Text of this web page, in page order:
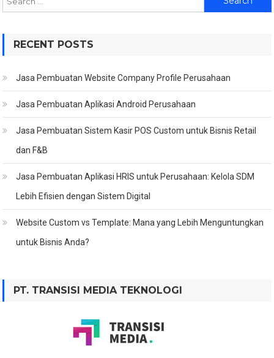
for:
RECENT POSTS
Jasa Pembuatan Website Company Profile Perusahaan
Jasa Pembuatan Aplikasi Android Perusahaan
Jasa Pembuatan Sistem Kasir POS Custom untuk Bisnis Retail
dan F&B
Jasa Pembuatan Aplikasi HRIS untuk Perusahaan: Kelola SDM
Lebih Efisien dengan Sistem Digital
Website Custom vs Template: Mana yang Lebih Menguntungkan
untuk Bisnis Anda?
PT. TRANSISI MEDIA TEKNOLOGI